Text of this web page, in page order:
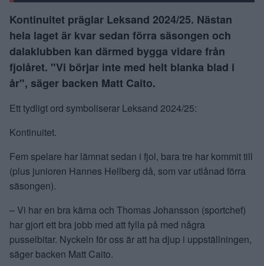
Kontinuitet präglar Leksand 2024/25. Nästan
hela laget är kvar sedan förra säsongen och
dalaklubben kan därmed bygga vidare från
fjolåret. "Vi börjar inte med helt blanka blad i
år", säger backen Matt Caito.
Ett tydligt ord symboliserar Leksand 2024/25:
Kontinuitet.
Fem spelare har lämnat sedan i fjol, bara tre har kommit till
(plus junioren Hannes Hellberg då, som var utlånad förra
säsongen).
– Vi har en bra kärna och Thomas Johansson (sportchef)
har gjort ett bra jobb med att fylla på med några
pusselbitar. Nyckeln för oss är att ha djup i uppställningen,
säger backen Matt Caito.